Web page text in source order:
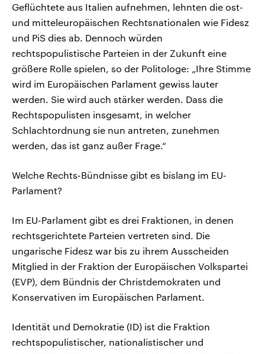
Geflüchtete aus Italien aufnehmen, lehnten die ost-
und mitteleuropäischen Rechtsnationalen wie Fidesz
und PiS dies ab. Dennoch würden
rechtspopulistische Parteien in der Zukunft eine
größere Rolle spielen, so der Politologe: „Ihre Stimme
wird im Europäischen Parlament gewiss lauter
werden. Sie wird auch stärker werden. Dass die
Rechtspopulisten insgesamt, in welcher
Schlachtordnung sie nun antreten, zunehmen
werden, das ist ganz außer Frage.“
Welche Rechts-Bündnisse gibt es bislang im EU-
Parlament?
Im EU-Parlament gibt es drei Fraktionen, in denen
rechtsgerichtete Parteien vertreten sind. Die
ungarische Fidesz war bis zu ihrem Ausscheiden
Mitglied in der Fraktion der Europäischen Volkspartei
(EVP), dem Bündnis der Christdemokraten und
Konservativen im Europäischen Parlament.
Identität und Demokratie (ID) ist die Fraktion
rechtspopulistischer, nationalistischer und